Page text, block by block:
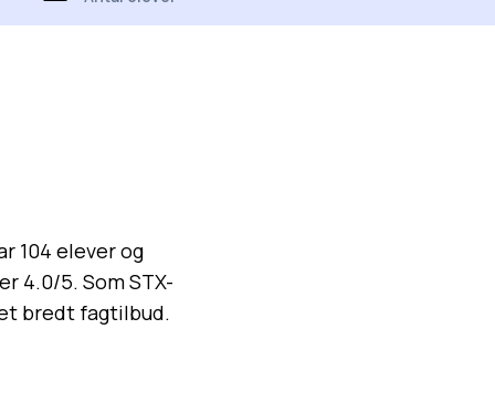
104 elever og
4.0/5. Som STX-
bredt fagtilbud.